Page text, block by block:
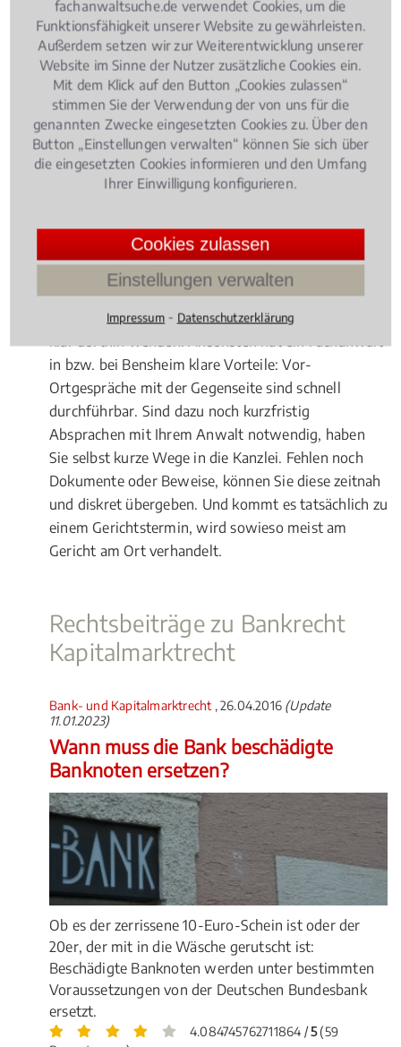
das Finanzkommissionsgeschäft, oder bei der
Beratung vonFonds, etwaSchiffsfonds: Durch
weltwirtschaftliche und weltpolitische Einflüsse ist
das Kapitalmarktrecht ein derart kompliziertes
Rechtsgebilde geworden, dass Sie selbst bei
vermeintlich einfachen Fragen unbedingt den Rat
eines Fachmanns hinzuziehen sollten. Hierbei stellt
sich die Frage, ob und wann tatsächlich ein lokaler
Experte beauftragt werden sollte.
Vorteile für Fachanwälte vor Ort
Geht es um einen internationalen Fonds, dessen
Geschädigte deutschlandweit hauptsächlich von
einer Kanzlei vertreten werden, sollten Sie sich ganz
klar dorthin wenden. Ansonsten hat ein Fachanwalt
in bzw. bei Bensheim klare Vorteile: Vor-
Ortgespräche mit der Gegenseite sind schnell
durchführbar. Sind dazu noch kurzfristig
Absprachen mit Ihrem Anwalt notwendig, haben
Sie selbst kurze Wege in die Kanzlei. Fehlen noch
Dokumente oder Beweise, können Sie diese zeitnah
und diskret übergeben. Und kommt es tatsächlich zu
einem Gerichtstermin, wird sowieso meist am
Gericht am Ort verhandelt.
Rechtsbeiträge zu Bankrecht
Kapitalmarktrecht
Bank- und Kapitalmarktrecht , 26.04.2016 (Update
11.01.2023)
Wann muss die Bank beschädigte
Banknoten ersetzen?
Ob es der zerrissene 10-Euro-Schein ist oder der
20er, der mit in die Wäsche gerutscht ist:
Beschädigte Banknoten werden unter bestimmten
Voraussetzungen von der Deutschen Bundesbank
ersetzt.
4.084745762711864 /5(59
fachanwaltsuche.de verwendet Cookies, um die
Funktionsfähigkeit unserer Website zu gewährleisten.
Außerdem setzen wir zur Weiterentwicklung unserer
Website im Sinne der Nutzer zusätzliche Cookies ein.
Mit dem Klick auf den Button „Cookies zulassen“
stimmen Sie der Verwendung der von uns für die
genannten Zwecke eingesetzten Cookies zu. Über den
Button „Einstellungen verwalten“ können Sie sich über
die eingesetzten Cookies informieren und den Umfang
Ihrer Einwilligung konfigurieren.
Cookies zulassen
Einstellungen verwalten
Impressum ⁃ Datenschutzerklärung